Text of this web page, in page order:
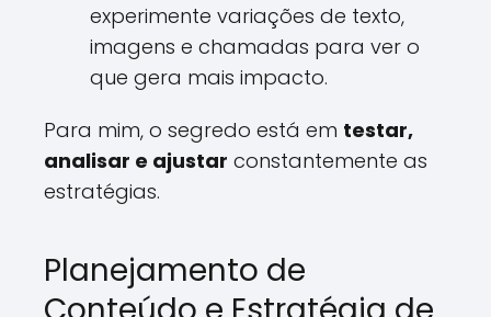
experimente variações de texto,
imagens e chamadas para ver o
que gera mais impacto.
Para mim, o segredo está em testar,
analisar e ajustar constantemente as
estratégias.
Planejamento de